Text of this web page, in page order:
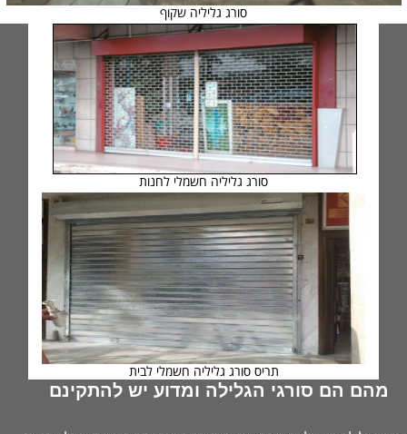
סורג גליליה חשמלי לחנות
סורג גליליה שקוף
תריס סורג גליליה חשמלי לבית
מהם הם סורגי הגלילה ומדוע יש להתקינם